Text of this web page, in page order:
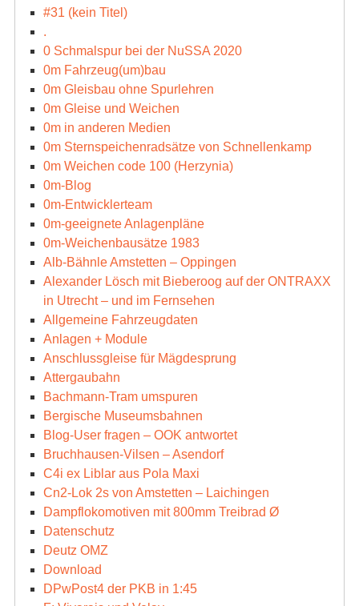
#31 (kein Titel)
.
0 Schmalspur bei der NuSSA 2020
0m Fahrzeug(um)bau
0m Gleisbau ohne Spurlehren
0m Gleise und Weichen
0m in anderen Medien
0m Sternspeichenradsätze von Schnellenkamp
0m Weichen code 100 (Herzynia)
0m-Blog
0m-Entwicklerteam
0m-geeignete Anlagenpläne
0m-Weichenbausätze 1983
Alb-Bähnle Amstetten – Oppingen
Alexander Lösch mit Bieberoog auf der ONTRAXX
in Utrecht – und im Fernsehen
Allgemeine Fahrzeugdaten
Anlagen + Module
Anschlussgleise für Mägdesprung
Attergaubahn
Bachmann-Tram umspuren
Bergische Museumsbahnen
Blog-User fragen – OOK antwortet
Bruchhausen-Vilsen – Asendorf
C4i ex Liblar aus Pola Maxi
Cn2-Lok 2s von Amstetten – Laichingen
Dampflokomotiven mit 800mm Treibrad Ø
Datenschutz
Deutz OMZ
Download
DPwPost4 der PKB in 1:45